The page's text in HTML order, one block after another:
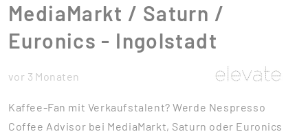
MediaMarkt / Saturn /
Euronics - Ingolstadt
vor 3 Monaten
Kaffee-Fan mit Verkaufstalent? Werde Nespresso
Coffee Advisor bei MediaMarkt, Saturn oder Euronics